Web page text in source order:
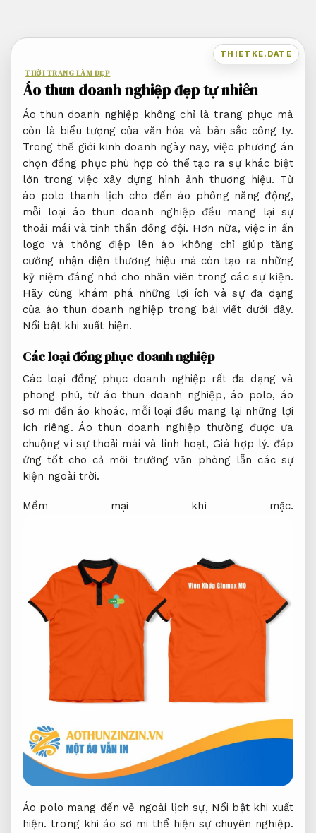
THIETKE.DATE
THỜI TRANG LÀM ĐẸP
Áo thun doanh nghiệp đẹp tự nhiên
Áo thun doanh nghiệp không chỉ là trang phục mà
còn là biểu tượng của văn hóa và bản sắc công ty.
Trong thế giới kinh doanh ngày nay, việc phương án
chọn đồng phục phù hợp có thể tạo ra sự khác biệt
lớn trong việc xây dựng hình ảnh thương hiệu. Từ
áo polo thanh lịch cho đến áo phông năng động,
mỗi loại áo thun doanh nghiệp đều mang lại sự
thoải mái và tinh thần đồng đội. Hơn nữa, việc in ấn
logo và thông điệp lên áo không chỉ giúp tăng
cường nhận diện thương hiệu mà còn tạo ra những
kỷ niệm đáng nhớ cho nhân viên trong các sự kiện.
Hãy cùng khám phá những lợi ích và sự đa dạng
của áo thun doanh nghiệp trong bài viết dưới đây.
Nổi bật khi xuất hiện.
Các loại đồng phục doanh nghiệp
Các loại đồng phục doanh nghiệp rất đa dạng và
phong phú, từ áo thun doanh nghiệp, áo polo, áo
sơ mi đến áo khoác, mỗi loại đều mang lại những lợi
ích riêng. Áo thun doanh nghiệp thường được ưa
chuộng vì sự thoải mái và linh hoạt,Giá hợp lý. đáp
ứng tốt cho cả môi trường văn phòng lẫn các sự
kiện ngoài trời.
Mềm mại khi mặc.
Áo polo mang đến vẻ ngoài lịch sự, Nổi bật khi xuất
hiện. trong khi áo sơ mi thể hiện sự chuyên nghiệp.